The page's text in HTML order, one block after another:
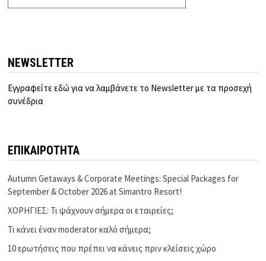
NEWSLETTER
Εγγραφείτε εδώ για να λαμβάνετε το Newsletter με τα προσεχή
συνέδρια
ΕΠΙΚΑΙΡΟΤΗΤΑ
Autumn Getaways & Corporate Meetings: Special Packages for
September & October 2026 at Simantro Resort!
ΧΟΡΗΓΙΕΣ: Τι ψάχνουν σήμερα οι εταιρείες;
Τι κάνει έναν moderator καλό σήμερα;
10 ερωτήσεις που πρέπει να κάνεις πριν κλείσεις χώρο